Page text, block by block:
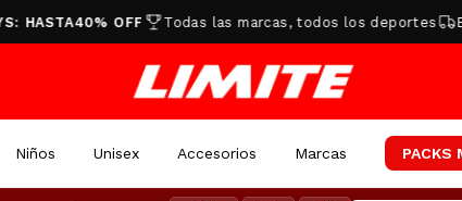
40% OFF Todas las marcas, todos los deportes Envío
Niños Unisex Accesorios Marcas PACKS